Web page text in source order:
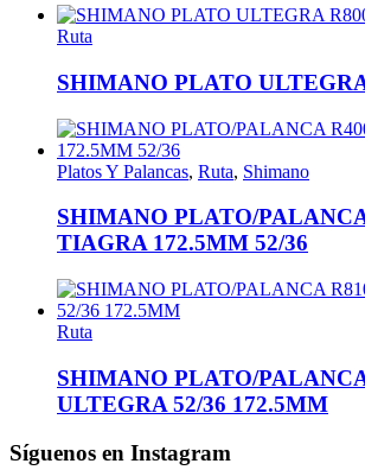
Ruta
SHIMANO PLATO
Platos Y Palancas, Ruta, Shimano
SHIMANO PLATO/
TIAGRA 172.5MM 52/36
Ruta
SHIMANO PLATO/
ULTEGRA 52/36 172.5MM
Síguenos en Instagram